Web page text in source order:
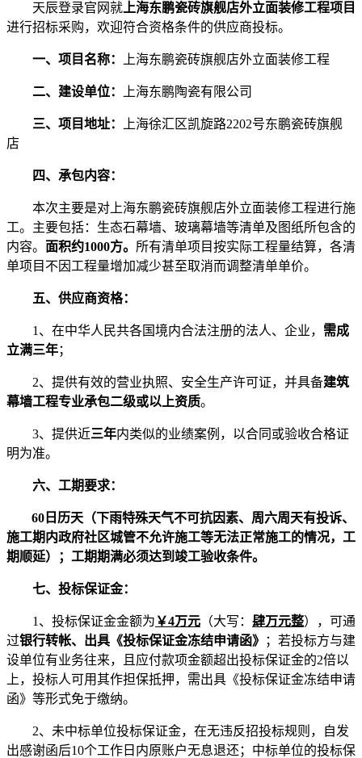
天辰登录官网就 上海东鹏瓷砖旗舰店外立面装修工程项目
进行招标采购，欢迎符合资格条件的供应商投标。
一、项目名称： 上海东鹏瓷砖旗舰店外立面装修工程
二、 建设单位： 上海东鹏陶瓷有限公司
三、项目地址： 上海徐汇区凯旋路2202号东鹏瓷砖旗舰
店
四、承包内容：
本次主要是对上海东鹏瓷砖旗舰店外立面装修工程进行施
工。主要包括：生态石幕墙、玻璃幕墙等清单及图纸所包含的
内容。 面积约1000方。 所有清单项目按实际工程量结算，各清
单项目不因工程量增加减少甚至取消而调整清单单价。
五、供应商资格：
1、在中华人民共各国境内合法注册的法人、企业， 需成
立满三年；
2、提供有效的营业执照、安全生产许可证，并具备建筑
幕墙工程专业承包二级或以上资质。
3、提供近三年内类似的业绩案例，以合同或验收合格证
明为准。
六、工期要求：
60日历天（下雨特殊天气不可抗因素、周六周天有投诉、
施工期内政府社区城管不允许施工等无法正常施工的情况，工
期顺延）；工期期满必须达到竣工验收条件。
七、投标保证金：
1、投标保证金金额为 ￥4万元 （大写： 肆万元整），可通
过银行转帐、出具《投标保证金冻结申请函》
；若投标方与建
设单位有业务往来，且应付款项金额超出投标保证金的2倍以
上，投标人可用其作担保抵押，需出具《投标保证金冻结申请
函》等形式免于缴纳。
2、未中标单位投标保证金，在无违反招投标规则，
自发
出感谢函后10个工作日内原账户无息退还；中标单位的投标保